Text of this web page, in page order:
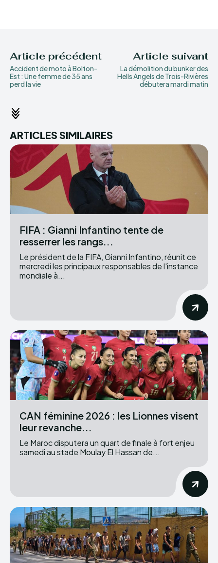
Article précédent
Accident de moto à Bolton-
Est : Une femme de 35 ans
perd la vie
Article suivant
La démolition du bunker des
Hells Angels de Trois-Rivières
débutera mardi matin
ARTICLES SIMILAIRES
FIFA : Gianni Infantino tente de
resserrer les rangs...
Le président de la FIFA, Gianni Infantino, réunit ce
mercredi les principaux responsables de l'instance
mondiale à...
CAN féminine 2026 : les Lionnes visent
leur revanche...
Le Maroc disputera un quart de finale à fort enjeu
samedi au stade Moulay El Hassan de...